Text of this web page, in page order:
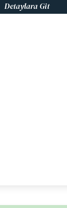
Detaylara Git